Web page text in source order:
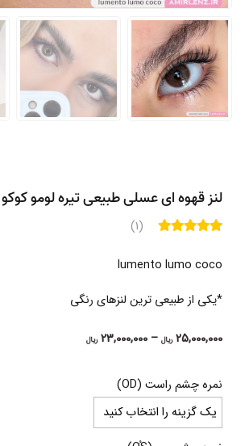
لنز قهوه ای عسلی طبیعی تیره لومو کوکو
(1)
lumento lumo coco
*یکی از طبیعی ترین لنزهای رنگی
25,000,000 ریال –
23,000,000 ریالPrice
نمره چشم راست (OD)